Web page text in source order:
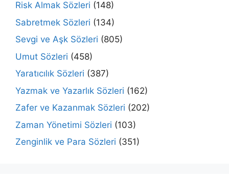
Risk Almak Sözleri (148)
Sabretmek Sözleri (134)
Sevgi ve Aşk Sözleri (805)
Umut Sözleri (458)
Yaratıcılık Sözleri (387)
Yazmak ve Yazarlık Sözleri (162)
Zafer ve Kazanmak Sözleri (202)
Zaman Yönetimi Sözleri (103)
Zenginlik ve Para Sözleri (351)